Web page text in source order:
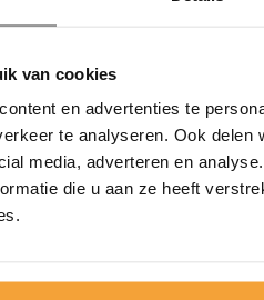
van cookies
en advertenties te
te analyseren. Ook
media, adverteren en
die u aan ze heeft